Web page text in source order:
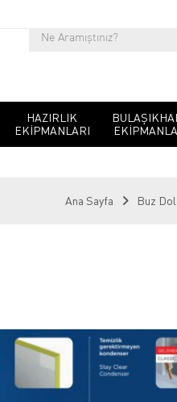
HAZIRLIK
EKIPMANLARI
Ana Sayfa Buz